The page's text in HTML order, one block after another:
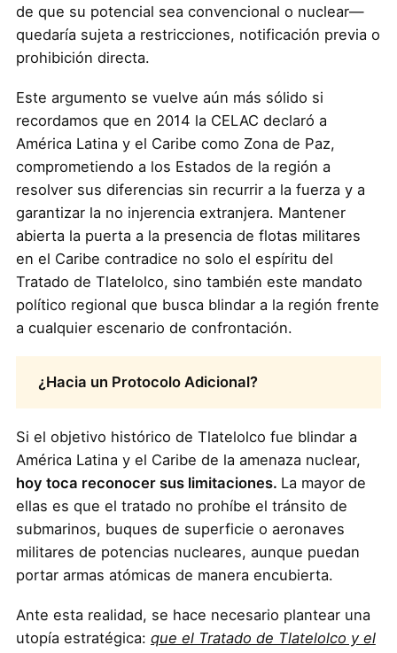
de que su potencial sea convencional o nuclear—
quedaría sujeta a restricciones, notificación previa o
prohibición directa.
Este argumento se vuelve aún más sólido si
recordamos que en 2014 la CELAC declaró a
América Latina y el Caribe como Zona de Paz,
comprometiendo a los Estados de la región a
resolver sus diferencias sin recurrir a la fuerza y a
garantizar la no injerencia extranjera. Mantener
abierta la puerta a la presencia de flotas militares
en el Caribe contradice no solo el espíritu del
Tratado de Tlatelolco, sino también este mandato
político regional que busca blindar a la región frente
a cualquier escenario de confrontación.
¿Hacia un Protocolo Adicional?
Si el objetivo histórico de Tlatelolco fue blindar a
América Latina y el Caribe de la amenaza nuclear,
hoy toca reconocer sus limitaciones. La mayor de
ellas es que el tratado no prohíbe el tránsito de
submarinos, buques de superficie o aeronaves
militares de potencias nucleares, aunque puedan
portar armas atómicas de manera encubierta.
Ante esta realidad, se hace necesario plantear una
utopía estratégica: que el Tratado de Tlatelolco y el